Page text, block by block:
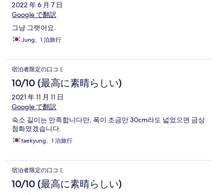
2022 年 6 月 7 日
Google で翻訳
그냥 그랫어요.
Jung、1 泊旅行
宿泊者限定の口コミ
10/10 (最高に素晴らしい)
2021 年 11 月 11 日
Google で翻訳
숙소 길이는 만족합니다만, 폭이 조금만 30cm라도 넓었으면 금상
첨화였겠습니다.
taekyung、1 泊旅行
宿泊者限定の口コミ
10/10 (最高に素晴らしい)